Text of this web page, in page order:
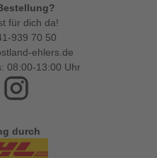
für dich da!
939 70 50
ehlers.de
08:00-13:00 Uhr
Facebook
durch